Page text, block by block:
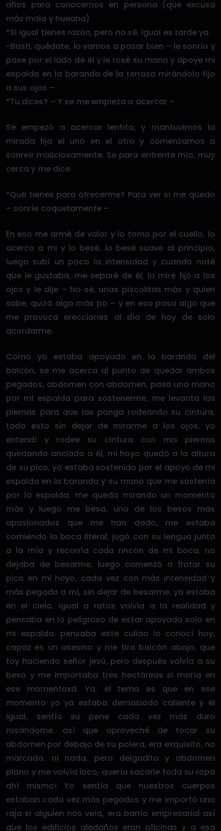
años para conocernos en persona (que excusa
más mala y hueona)
*Si igual tienes razón, pero no sé, igual es tarde ya.
-Basti, quédate, lo vamos a pasar bien – le sonrío y
pase por el lado de él y le rosé su mano y apoye mi
espalda en la baranda de la terraza mirándolo fijo
a sus ojos –
*Tu dices? – Y se me empieza a acercar –
Se empezó a acercar lentito, y mantuvimos la
mirada fija el uno en el otro y comenzamos a
sonreír maliciosamente. Se para enfrente mío, muy
cerca y me dice
*Qué tienes para ofrecerme? Para ver si me quedo
– sonríe coquetamente –
En eso me armé de valor y lo tomo por el cuello, lo
acerco a mi y lo besé, lo besé suave al principio,
luego subí un poco la intensidad y cuando noté
que le gustaba, me separé de él, lo miré fijo a los
ojos y le dije – No sé, unas piscolitas más y quien
sabe, quizá algo más po – y en eso pasa algo que
me provoca erecciones al día de hoy de solo
acordarme.
Como yo estaba apoyado en la baranda del
balcón, se me acerca al punto de quedar ambos
pegados, abdomen con abdomen, pasa una mano
por mi espalda para sostenerme, me levanta las
piernas para que las ponga rodeando su cintura,
todo esto sin dejar de mirarme a los ojos, yo
entendí y rodee su cintura con mis piernas
quedando anclado a él, mi hoyo quedó a la altura
de su pico, yo estaba sostenido por el apoyo de mi
espalda en la baranda y su mano que me sostenía
por la espalda, me queda mirando un momento
más y luego me besa, uno de los besos más
apasionados que me han dado, me estaba
comiendo la boca literal, jugó con su lengua junto
a la mía y recorría cada rincón de mi boca, no
dejaba de besarme, luego comenzó a frotar su
pico en mi hoyo, cada vez con más intensidad y
más pegado a mí, sin dejar de besarme, yo estaba
en el cielo, igual a ratos volvía a la realidad y
pensaba en lo peligroso de estar apoyado solo en
mi espalda, pensaba este culiao lo conocí hoy,
capaz es un asesino y me tira balcón abajo, que
toy haciendo señor jesú, pero después volvía a su
beso y me importaba tres hectáreas si moría en
ese momentoxd. Ya, el tema es que en ese
momento yo ya estaba demasiado caliente y él
igual, sentía su pene cada vez más duro
rosándome, así que aproveché de tocar su
abdomen por debajo de su polera, era exquisito, no
marcado, ni nada, pero delgadito y abdomen
plano y me volvía loco, quería sacarle toda su ropa
ahí mismo! Yo sentía que nuestros cuerpos
estaban cada vez más pegados y me importó una
raja si alguien nos veía, era barrio empresarial así
que los edificios aledaños eran oficinas y a esa